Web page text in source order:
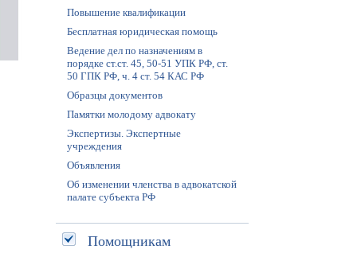
Повышение квалификации
Бесплатная юридическая помощь
Ведение дел по назначениям в
порядке ст.ст. 45, 50-51 УПК РФ, ст.
50 ГПК РФ, ч. 4 ст. 54 КАС РФ
Образцы документов
Памятки молодому адвокату
Экспертизы. Экспертные
учреждения
Объявления
Об изменении членства в адвокатской
палате субъекта РФ
Помощникам